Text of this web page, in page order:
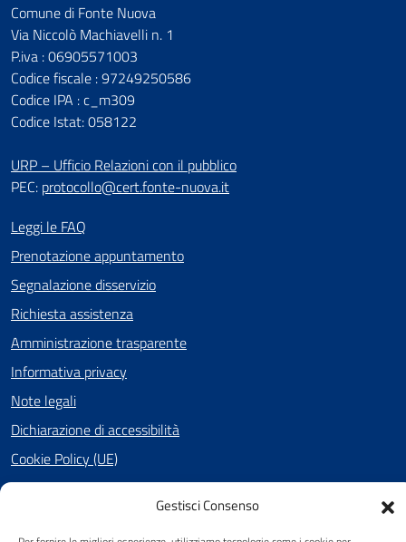
Gestisci Consenso
Comune di Fonte Nuova
Via Niccolò Machiavelli n. 1
P.iva : 06905571003
Codice fiscale : 97249250586
Codice IPA : c_m309
Codice Istat: 058122
URP – Ufficio Relazioni con il pubblico
PEC: protocollo@cert.fonte-nuova.it
Leggi le FAQ
Prenotazione appuntamento
Segnalazione disservizio
Richiesta assistenza
Amministrazione trasparente
Informativa privacy
Note legali
Dichiarazione di accessibilità
Cookie Policy (UE)